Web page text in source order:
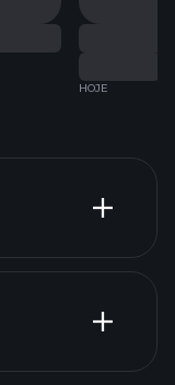
HOJE